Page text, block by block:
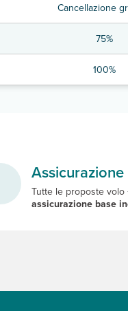
Cancellazione
75%
100%
Tutte le proposte
assicurazione base